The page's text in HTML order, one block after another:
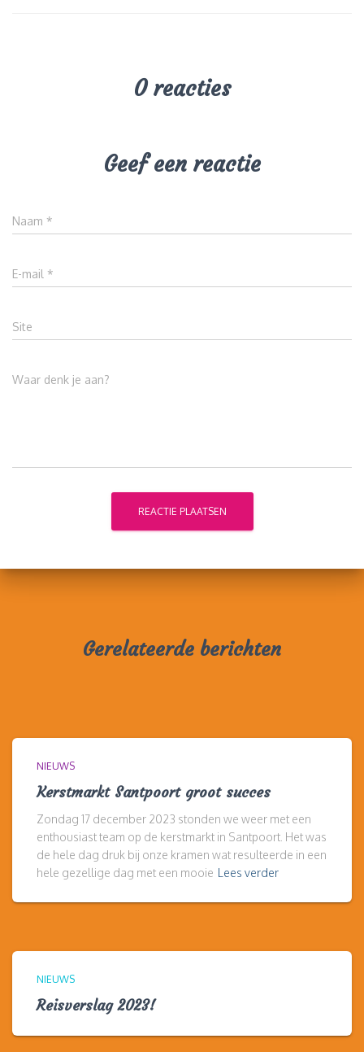
0 reacties
Geef een reactie
Naam *
E-mail *
Site
Waar denk je aan?
Gerelateerde berichten
NIEUWS
Kerstmarkt Santpoort groot succes
Zondag 17 december 2023 stonden we weer met een
enthousiast team op de kerstmarkt in Santpoort. Het was
de hele dag druk bij onze kramen wat resulteerde in een
hele gezellige dag met een mooie Lees verder
NIEUWS
Reisverslag 2023!